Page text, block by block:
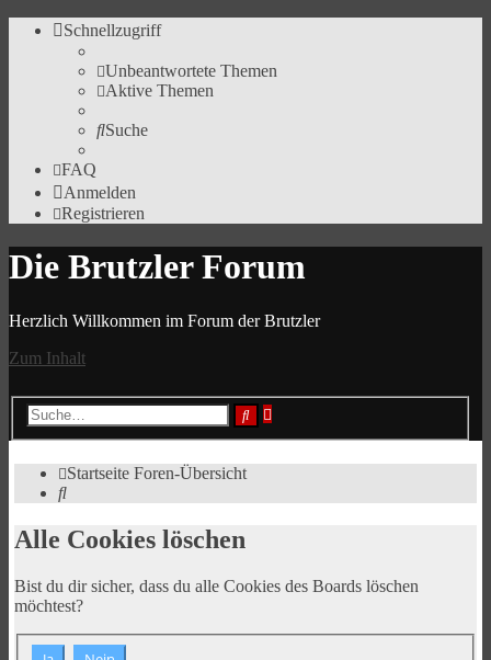
Schnellzugriff
Unbeantwortete Themen
Aktive Themen
Suche
FAQ
Anmelden
Registrieren
Die Brutzler Forum
Herzlich Willkommen im Forum der Brutzler
Zum Inhalt
Suche
Startseite Foren-Übersicht
Suche
Alle Cookies löschen
Bist du dir sicher, dass du alle Cookies des Boards löschen
möchtest?